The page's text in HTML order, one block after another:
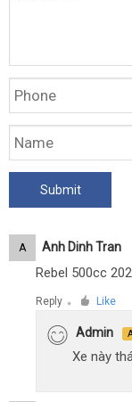
A Anh Dinh Tran
Rebel 500cc
Reply ● Like
Admin
Xe này